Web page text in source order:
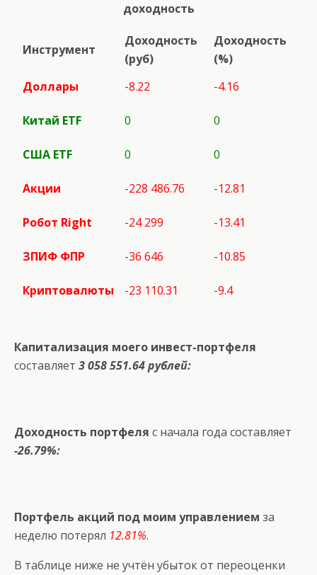
доходность
Инструмент
Доходность
(руб)
Доходность
(%)
Доллары
-8.22 -4.16
Китай ETF 0 0
США ETF 0 0
Акции -228 486.76 -12.81
Робот Right -24 299 -13.41
ЗПИФ ФПР -36 646 -10.85
Криптовалюты -23 110.31 -9.4
Капитализация моего инвест-портфеля
составляет 3 058 551.64 рублей:
Доходность портфеля с начала года составляет
-26.79%:
Портфель акций под моим управлением за
неделю потерял 12.81%.
В таблице ниже не учтён убыток от переоценки